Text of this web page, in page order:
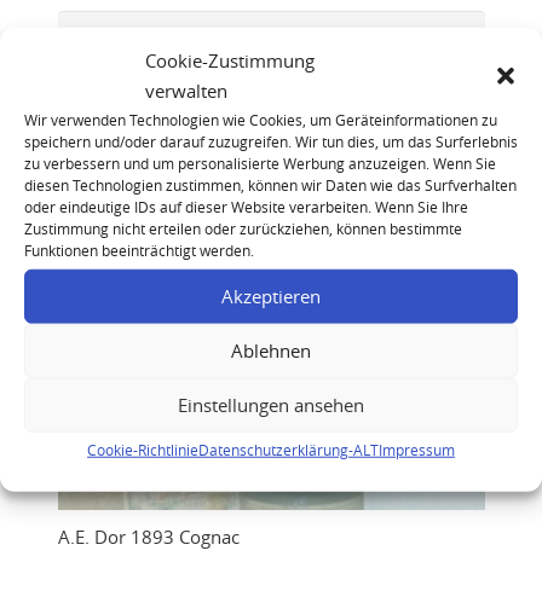
Cookie-Zustimmung
verwalten
Wir verwenden Technologien wie Cookies, um Geräteinformationen zu
speichern und/oder darauf zuzugreifen. Wir tun dies, um das Surferlebnis
zu verbessern und um personalisierte Werbung anzuzeigen. Wenn Sie
diesen Technologien zustimmen, können wir Daten wie das Surfverhalten
oder eindeutige IDs auf dieser Website verarbeiten. Wenn Sie Ihre
Zustimmung nicht erteilen oder zurückziehen, können bestimmte
Funktionen beeinträchtigt werden.
Akzeptieren
Ablehnen
Einstellungen ansehen
Cookie-RichtlinieDatenschutzerklärung-ALTImpressum
A.E. Dor 1893 Cognac